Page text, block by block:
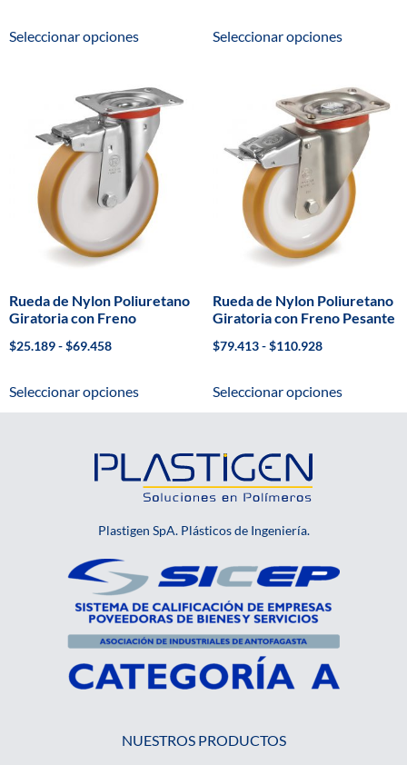
Seleccionar opciones Seleccionar opciones
Rueda de Nylon Poliuretano
Giratoria con Freno
$25.189-$69.458
Seleccionar opciones
Rueda de Nylon Poliuretano
Giratoria con Freno Pesante
$79.413-$110.928
Seleccionar opciones
Plastigen SpA. Plásticos de Ingeniería.
NUESTROS PRODUCTOS